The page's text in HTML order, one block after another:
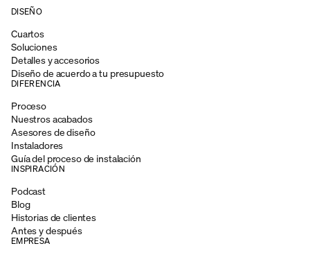
DISEÑO
Cuartos
Soluciones
Detalles y accesorios
Diseño de acuerdo a tu presupuesto
DIFERENCIA
Proceso
Nuestros acabados
Asesores de diseño
Instaladores
Guía del proceso de instalación
INSPIRACIÓN
Podcast
Blog
Historias de clientes
Antes y después
EMPRESA